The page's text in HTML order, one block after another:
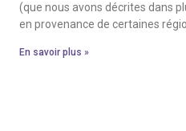
(que nous avons décrites dans
en provenance de certaines
En savoir plus »